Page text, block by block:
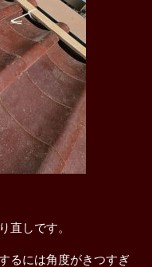
直しです。
るには角度がきつすぎ